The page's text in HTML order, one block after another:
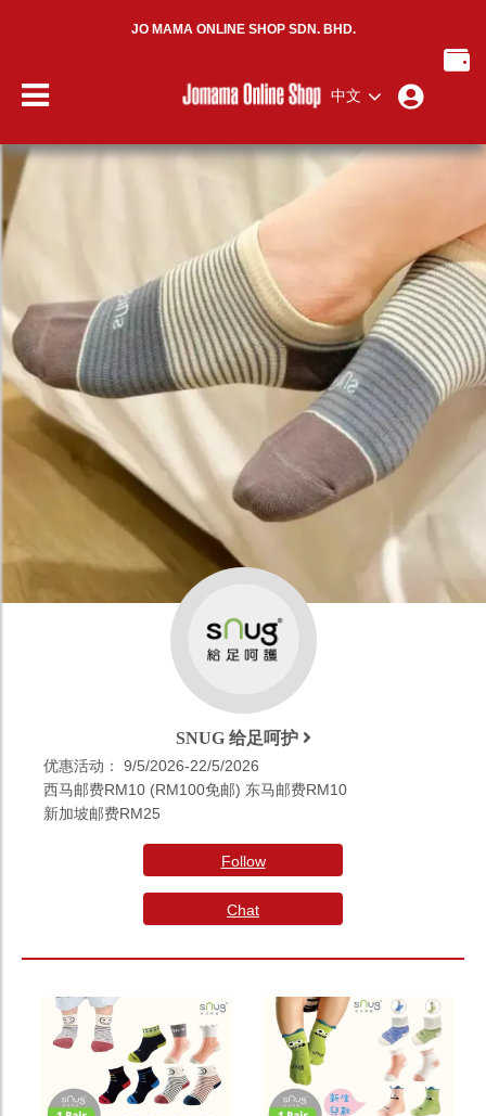
JO MAMA ONLINE SHOP SDN. BHD.
中文
SNUG 给足呵护
优惠活动： 9/5/2026-22/5/2026
西马邮费RM10 (RM100免邮) 东马邮费RM10
新加坡邮费RM25
Follow
Chat